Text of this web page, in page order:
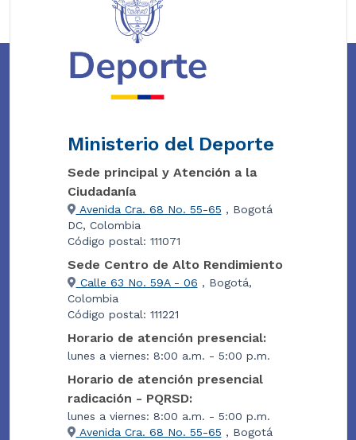
Ministerio del Deporte
Sede principal y Atención a la
Ciudadanía
Avenida Cra. 68 No. 55-65 , Bogotá
DC, Colombia
Código postal: 111071
Sede Centro de Alto Rendimiento
Calle 63 No. 59A - 06 , Bogotá,
Colombia
Código postal: 111221
Horario de atención presencial:
lunes a viernes: 8:00 a.m. - 5:00 p.m.
Horario de atención presencial
radicación - PQRSD:
lunes a viernes: 8:00 a.m. - 5:00 p.m.
Avenida Cra. 68 No. 55-65 , Bogotá